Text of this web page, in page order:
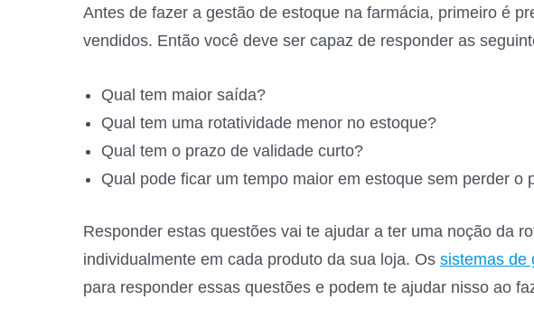
Antes de fazer a gestão de estoque na farmácia, primeiro é
vendidos. Então você deve ser capaz de responder as
Qual tem maior saída?
Qual tem uma rotatividade menor no estoque?
Qual tem o prazo de validade curto?
Qual pode ficar um tempo maior em estoque sem perder o
Responder estas questões vai te ajudar a ter uma noção da
individualmente em cada produto da sua loja. Os sistemas de
para responder essas questões e podem te ajudar nisso ao